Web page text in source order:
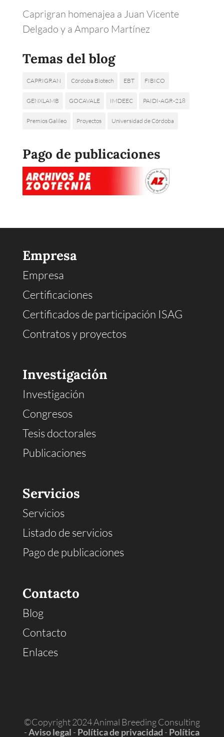
Caprigran homenajea a Juan Vicente
Delgado y a Amparo Martínez
Temas del blog
CAPRIGRAN Córdoba Biotech EBT FIBICO
GENXLAMB GOCAVALE IMDEEC PAIDI-AGR-218
Premios Galileo Proyectos Universidad de Córdoba
Pago de publicaciones
Empresa
Empresa
Certificaciones
Certificados de participación ISAG
Contratos y proyectos
Investigación
Investigación
Congresos
Tesis doctorales
Publicaciones
Servicios
Servicios
Listado de servicios
Pago de publicaciones
Contacto
Blog
Contacto
Enlaces
©Copyright 2024 Animal Breeding Consulting
-Aviso legal - Política de privacidad - Política